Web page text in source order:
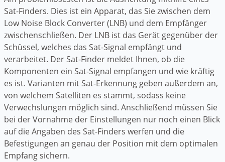
Sat-Finders. Dies ist ein Apparat, das Sie zwischen dem
Low Noise Block Converter (LNB) und dem Empfänger
zwischenschließen. Der LNB ist das Gerät gegenüber der
Schüssel, welches das Sat-Signal empfängt und
verarbeitet. Der Sat-Finder meldet Ihnen, ob die
Komponenten ein Sat-Signal empfangen und wie kräftig
es ist. Varianten mit Sat-Erkennung geben außerdem an,
von welchem Satelliten es stammt, sodass keine
Verwechslungen möglich sind. Anschließend müssen Sie
bei der Vornahme der Einstellungen nur noch einen Blick
auf die Angaben des Sat-Finders werfen und die
Befestigungen an genau der Position mit dem optimalen
Empfang sichern.